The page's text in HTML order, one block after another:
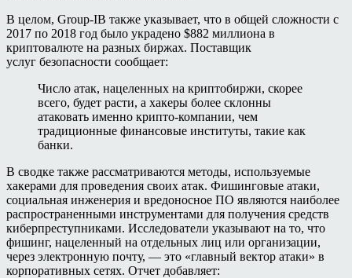
В целом, Group-IB также указывает, что в общей сложности с
2017 по 2018 год было украдено $882 миллиона в
криптовалюте на разных биржах. Поставщик
услуг безопасности сообщает:
Число атак, нацеленных на криптобиржи, скорее
всего, будет расти, а хакеры более склонны
атаковать именно крипто-компании, чем
традиционные финансовые институты, такие как
банки.
В сводке также рассматриваются методы, используемые
хакерами для проведения своих атак. Фишинговые атаки,
социальная инженерия и вредоносное ПО являются наиболее
распространенными инструментами для получения средств
киберпреступниками. Исследователи указывают на то, что
фишинг, нацеленный на отдельных лиц или организации,
через электронную почту, — это «главный вектор атаки» в
корпоративных сетях. Отчет добавляет: